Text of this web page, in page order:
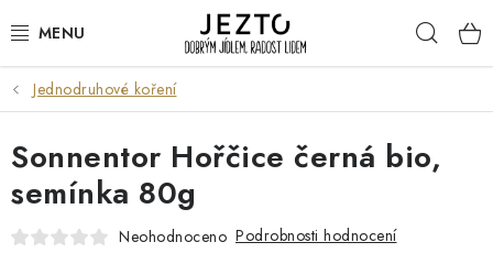
na
DÁRKOVÉ SADY
TRVANLIVÉ
DROGERIE A KOSMETIKA
Jednodruhové koření
Sonnentor Hořčice černá bio,
semínka 80g
Neohodnoceno Podrobnosti hodnocení